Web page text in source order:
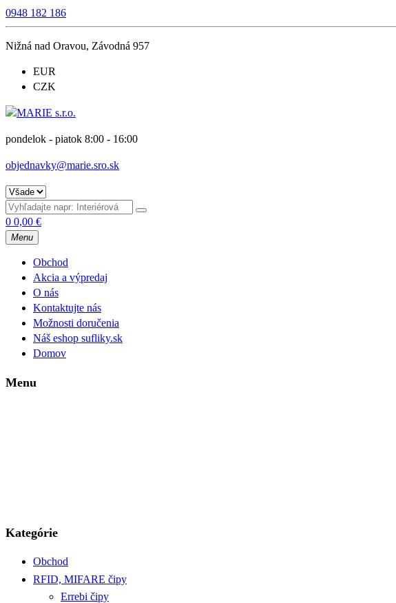
0948 182 186
Nižná nad Oravou, Závodná 957
EUR
CZK
pondelok - piatok 8:00 - 16:00
objednavky@marie.sro.sk
0 0,00 €
Menu
Obchod
Akcia a výpredaj
O nás
Kontaktujte nás
Možnosti doručenia
Náš eshop sufliky.sk
Domov
Menu
Kategórie
Obchod
RFID, MIFARE čipy
Errebi čipy